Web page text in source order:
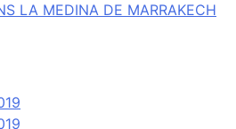
LA MEDINA DE MARRAKECH